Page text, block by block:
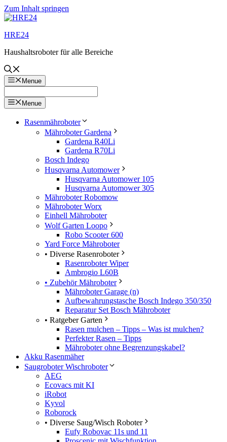
Zum Inhalt springen
HRE24
Haushaltsroboter für alle Bereiche
Menue
Menue
Rasenmähroboter
Mähroboter Gardena
Gardena R40Li
Gardena R70Li
Bosch Indego
Husqvarna Automower
Husqvarna Automower 105
Husqvarna Automower 305
Mähroboter Robomow
Mähroboter Worx
Einhell Mähroboter
Wolf Garten Loopo
Robo Scooter 600
Yard Force Mähroboter
• Diverse Rasenroboter
Rasenroboter Wiper
Ambrogio L60B
• Zubehör Mähroboter
Mähroboter Garage (n)
Aufbewahrungstasche Bosch Indego 350/350
Reparatur Set Bosch Mähroboter
• Ratgeber Garten
Rasen mulchen – Tipps – Was ist mulchen?
Perfekter Rasen – Tipps
Mähroboter ohne Begrenzungskabel?
Akku Rasenmäher
Saugroboter Wischroboter
AEG
Ecovacs mit KI
iRobot
Kyvol
Roborock
• Diverse Saug/Wisch Roboter
Eufy Robovac 11s und 11